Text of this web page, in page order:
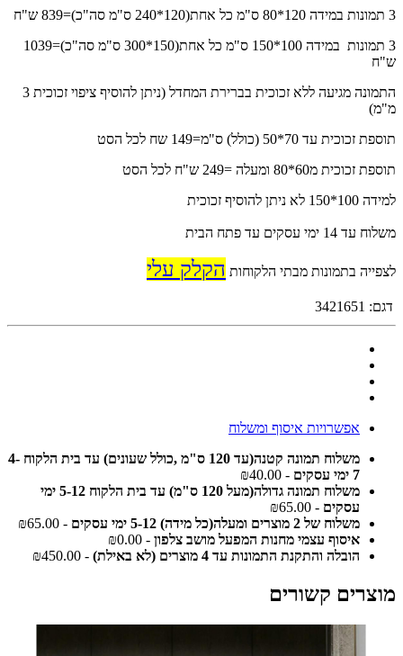
3 תמונות במידה 120*80 ס"מ כל אחת(120*240 ס"מ סה"כ)=839 ש"ח
3 תמונות במידה 100*150 ס"מ כל אחת(150*300 ס"מ סה"כ)=1039
ש"ח
התמונה מגיעה ללא זכוכית בברירת המחדל (ניתן להוסיף ציפוי זכוכית 3
מ"מ)
תוספת זכוכית עד 70*50 (כולל) ס"מ=149 שח לכל הסט
תוספת זכוכית מ60*80 ומעלה =249 ש"ח לכל הסט
למידה 100*150 לא ניתן להוסיף זכוכית
משלוח עד 14 ימי עסקים עד פתח הבית
לצפייה בתמונות מבתי הלקוחות הקלק עלי
דגם: 3421651
אפשרויות איסוף ומשלוח
משלוח תמונה קטנה(עד 120 ס"מ ,כולל שעונים) עד בית הלקוח 4-
7 ימי עסקים
- ₪40.00
משלוח תמונה גדולה(מעל 120 ס"מ) עד בית הלקוח 5-12 ימי
עסקים - ₪65.00
משלוח של 2 מוצרים ומעלה(כל מידה) 5-12 ימי עסקים
- ₪65.00
איסוף עצמי מחנות המפעל מושב צלפון - ₪0.00
הובלה והתקנת התמונות עד 4 מוצרים (לא באילת)
- ₪450.00
מוצרים קשורים